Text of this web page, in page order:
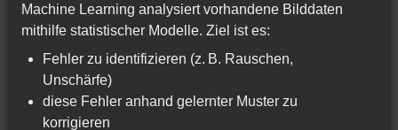
Machine Learning analysiert vorhandene Bilddaten
mithilfe statistischer Modelle. Ziel ist es:
Fehler zu identifizieren (z. B. Rauschen,
Unschärfe)
diese Fehler anhand gelernter Muster zu
korrigieren